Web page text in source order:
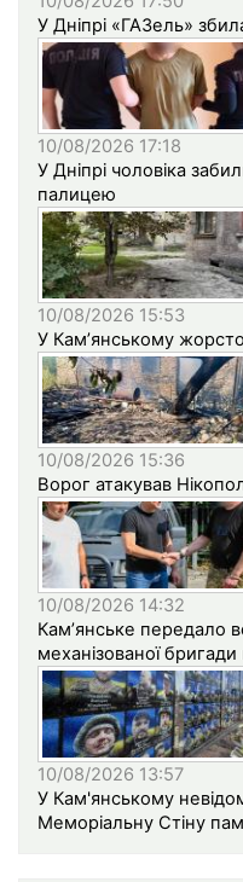
У Дніпрі «ГАЗель»
10/08/2026 17:18
У Дніпрі чоловіка
палицею
10/08/2026 15:53
У Кам’янському
10/08/2026 15:36
Ворог атакував
10/08/2026 14:32
Кам’янське передало
механізованої
10/08/2026 13:57
У Кам'янському
Меморіальну Стіну